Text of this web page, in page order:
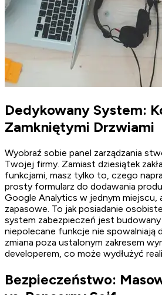
Dedykowany System:
Zamkniętymi Drzwiami
Wyobraź sobie panel zarządzania
Twojej firmy. Zamiast dziesiątek
funkcjami, masz tylko to, czego
prosty formularz do dodawania
Google Analytics w jednym miejscu,
zapasowe. To jak posiadanie
system zabezpieczeń jest
niepolecane funkcje nie spowalniają
zmiana poza ustalonym zakresem
developerem, co może wydłużyć
Bezpieczeństwo: